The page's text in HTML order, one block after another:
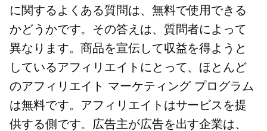
に関するよくある質問は、無料で使用できる
かどうかです。その答えは、質問者によって
異なります。商品を宣伝して収益を得ようと
しているアフィリエイトにとって、ほとんど
のアフィリエイト マーケティング プログラム
は無料です。アフィリエイトはサービスを提
供する側です。広告主が広告を出す企業は、